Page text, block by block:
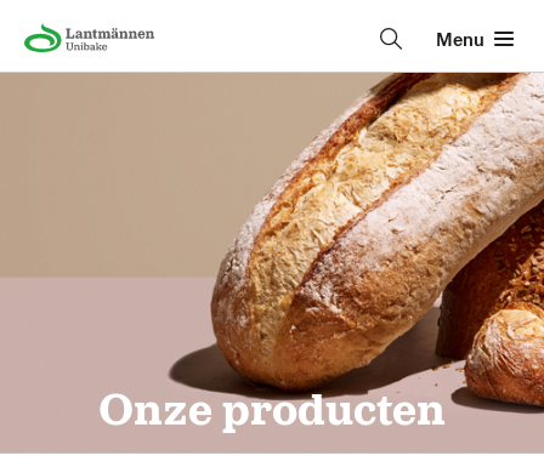
Menu
Onze producten